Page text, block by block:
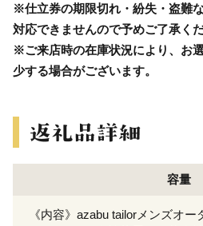
※仕立券の期限切れ・紛失・盗難
対応できませんので予めご了承くだ
※ご来店時の在庫状況により、お
少する場合がございます。
容量
《内容》azabu tailorメンズオ